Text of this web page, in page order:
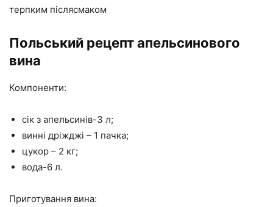
терпким післясмаком
Польський рецепт апельсинового
вина
Компоненти:
сік з апельсинів-3 л;
винні дріжджі – 1 пачка;
цукор – 2 кг;
вода-6 л.
Приготування вина: